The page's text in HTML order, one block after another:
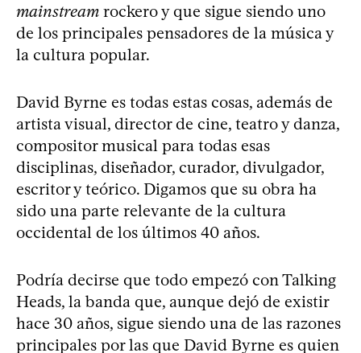
mainstream rockero y que sigue siendo uno
de los principales pensadores de la música y
la cultura popular.
David Byrne es todas estas cosas, además de
artista visual, director de cine, teatro y danza,
compositor musical para todas esas
disciplinas, diseñador, curador, divulgador,
escritor y teórico. Digamos que su obra ha
sido una parte relevante de la cultura
occidental de los últimos 40 años.
Podría decirse que todo empezó con Talking
Heads, la banda que, aunque dejó de existir
hace 30 años, sigue siendo una de las razones
principales por las que David Byrne es quien